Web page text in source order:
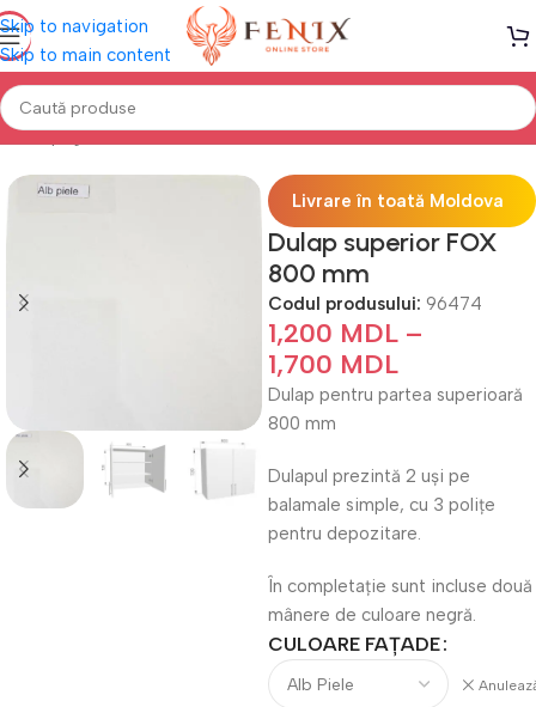
Skip to navigation
Skip to main content
Prima pagină Mobilă BUCĂTĂRIE Bucătării modulare
Livrare în toată Moldova
Dulap superior FOX
800 mm
Codul produsului: 96474
1,200 MDL –
1,700 MDL
Dulap pentru partea superioară
800 mm
Dulapul prezintă 2 uși pe
balamale simple, cu 3 polițe
pentru depozitare.
În completație sunt incluse două
mânere de culoare negră.
CULOARE FAȚADE